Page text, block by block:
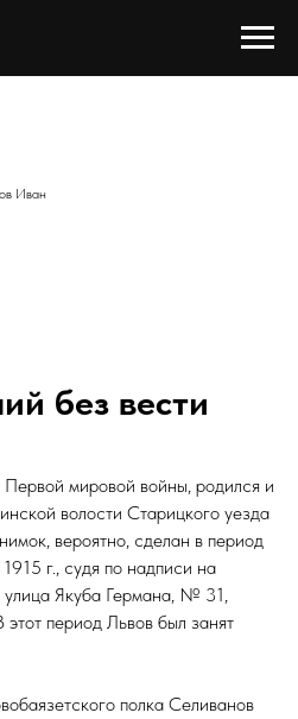
Иван
без вести
мировой войны, родился и
волости Старицкого уезда
вероятно, сделан в период
г., судя по надписи на
улица Якуба Германа, № 31,
период Львов был занят
полка Селиванов